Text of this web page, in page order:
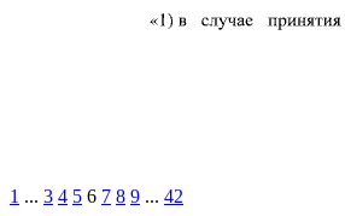
1 ... 3 4 5 6 7 8 9 ... 42